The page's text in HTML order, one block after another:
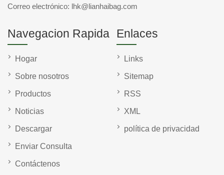
Correo electrónico: lhk@lianhaibag.com
Navegacion Rapida
Hogar
Sobre nosotros
Productos
Noticias
Descargar
Enviar Consulta
Contáctenos
Enlaces
Links
Sitemap
RSS
XML
política de privacidad